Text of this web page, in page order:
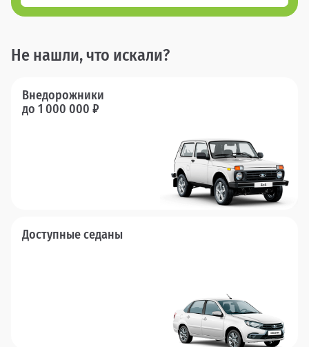
Не нашли, что искали?
Внедорожники
до 1 000 000 ₽
Доступные седаны